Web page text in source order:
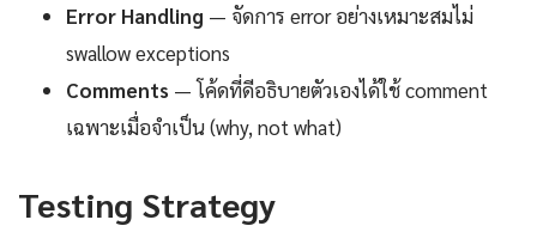
Error Handling — จัดการ error อย่างเหมาะสมไม่
swallow exceptions
Comments — โค้ดที่ดีอธิบายตัวเองได้ใช้ comment
เฉพาะเมื่อจำเป็น (why, not what)
Testing Strategy